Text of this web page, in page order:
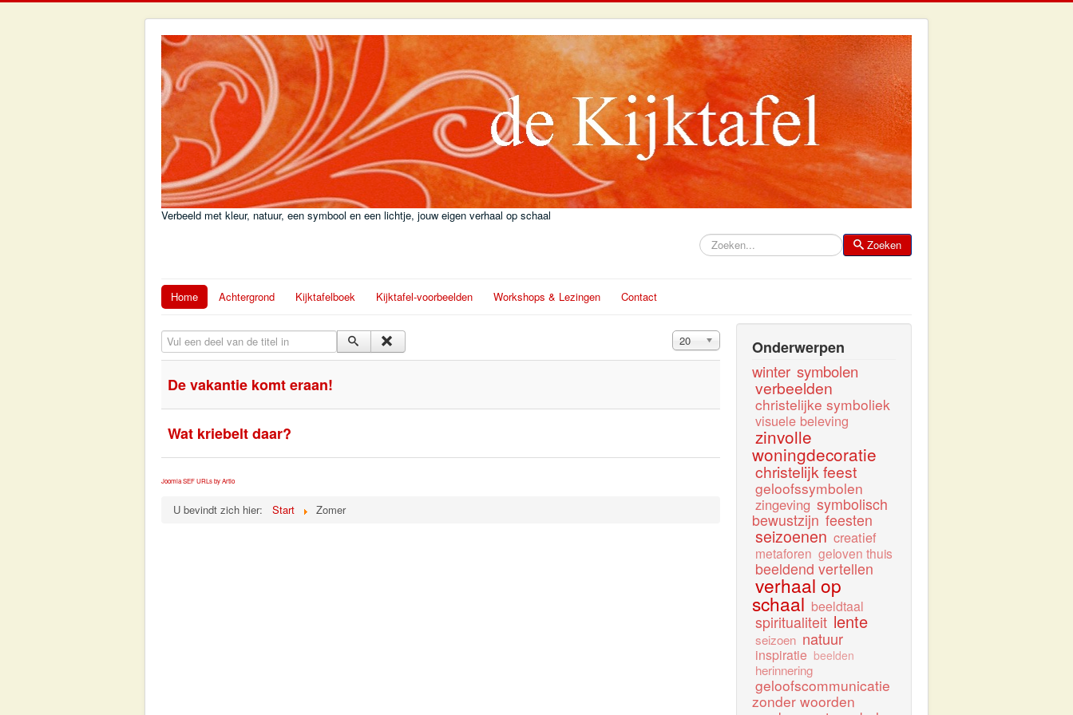
Verbeeld met kleur, natuur, een symbool en een lichtje, jouw eigen verhaal op schaal
Zoeken Zoeken
Home Achtergrond Kijktafelboek Kijktafel-voorbeelden Workshops & Lezingen Contact
Vul een deel van de titel in Toon #
20
De vakantie komt eraan!
Wat kriebelt daar?
Joomla SEF URLs by Artio
U bevindt zich hier: Start Zomer
Onderwerpen
winter symbolen
verbeelden
christelijke symboliek
visuele beleving
zinvolle
woningdecoratie
christelijk feest
geloofssymbolen
zingeving symbolisch
bewustzijn feesten
seizoenen creatief
metaforen geloven thuis
beeldend vertellen
verhaal op
schaal beeldtaal
spiritualiteit lente
seizoen natuur
inspiratie beelden
herinnering
geloofscommunicatie
zonder woorden